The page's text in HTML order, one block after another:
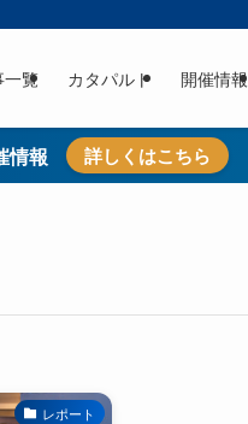
一覧 カタパルト 開催情報
情報 詳しくはこちら
レポート